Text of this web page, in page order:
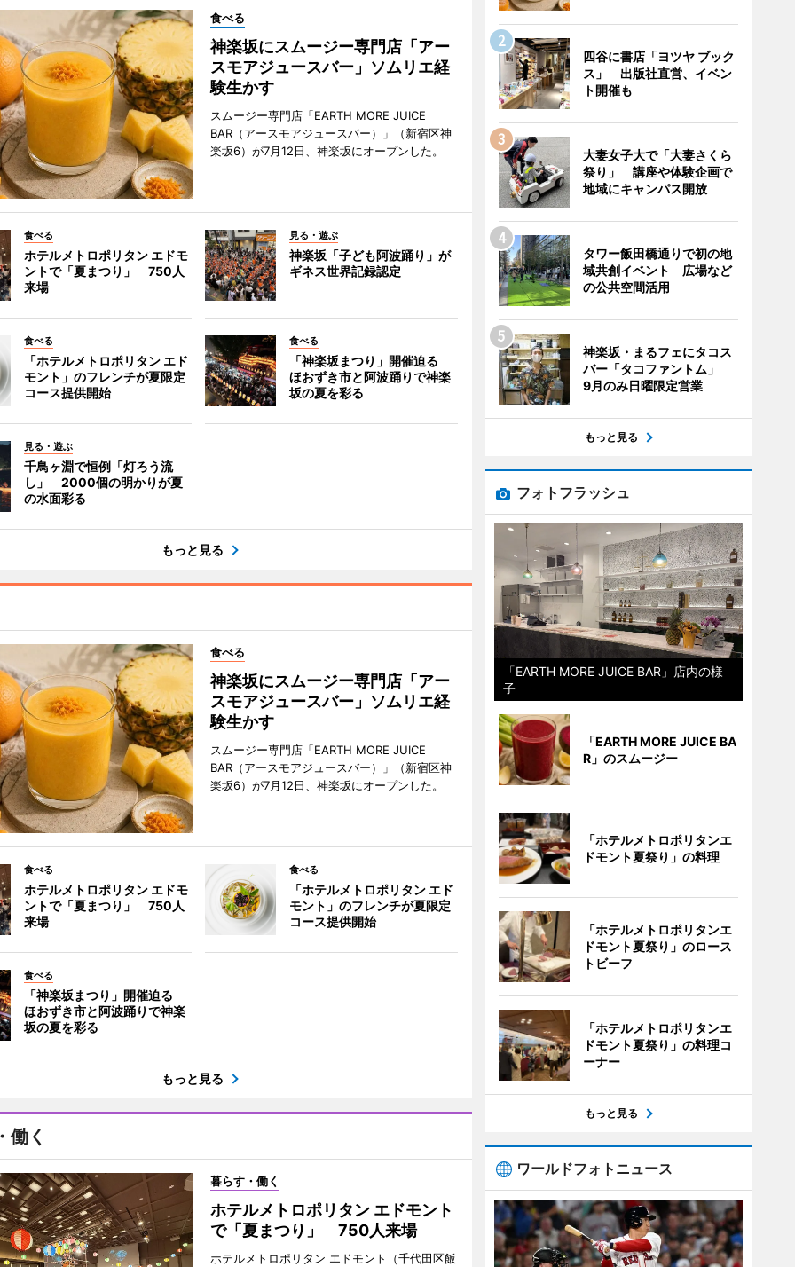
食べる
神楽坂にスムージー専門店「アー
スモアジュースバー」ソムリエ経
験生かす
スムージー専門店「EARTH MORE JUICE
BAR（アースモアジュースバー）」（新宿区神
楽坂6）が7月12日、神楽坂にオープンした。
食べる
ホテルメトロポリタン エドモ
ントで「夏まつり」 750人
来場
見る・遊ぶ
神楽坂「子ども阿波踊り」が
ギネス世界記録認定
食べる
「ホテルメトロポリタン エド
モント」のフレンチが夏限定
コース提供開始
食べる
「神楽坂まつり」開催迫る
ほおずき市と阿波踊りで神楽
坂の夏を彩る
見る・遊ぶ
千鳥ヶ淵で恒例「灯ろう流
し」 2000個の明かりが夏
の水面彩る
もっと見る
食べる
神楽坂にスムージー専門店「アー
スモアジュースバー」ソムリエ経
験生かす
スムージー専門店「EARTH MORE JUICE
BAR（アースモアジュースバー）」（新宿区神
楽坂6）が7月12日、神楽坂にオープンした。
食べる
ホテルメトロポリタン エドモ
ントで「夏まつり」 750人
来場
食べる
「ホテルメトロポリタン エド
モント」のフレンチが夏限定
コース提供開始
食べる
「神楽坂まつり」開催迫る
ほおずき市と阿波踊りで神楽
坂の夏を彩る
もっと見る
働く
暮らす・働く
ホテルメトロポリタン エドモント
で「夏まつり」 750人来場
ホテルメトロポリタン エドモント（千代田区飯
四谷に書店「ヨツヤ ブック
ス」 出版社直営、イベン
ト開催も
大妻女子大で「大妻さくら
祭り」 講座や体験企画で
地域にキャンパス開放
タワー飯田橋通りで初の地
域共創イベント 広場など
の公共空間活用
神楽坂・まるフェにタコス
バー「タコファントム」
9月のみ日曜限定営業
もっと見る
フォトフラッシュ
「EARTH MORE JUICE BAR」店内の様
子
「EARTH MORE JUICE BA
R」のスムージー
「ホテルメトロポリタンエ
ドモント夏祭り」の料理
「ホテルメトロポリタンエ
ドモント夏祭り」のロース
トビーフ
「ホテルメトロポリタンエ
ドモント夏祭り」の料理コ
ーナー
もっと見る
ワールドフォトニュース